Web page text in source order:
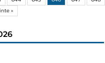
»